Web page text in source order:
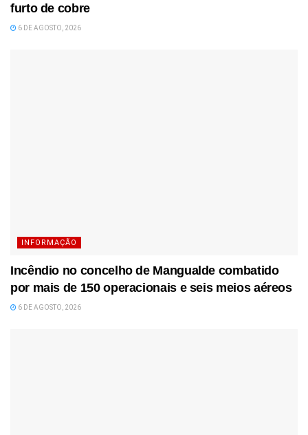
furto de cobre
6 DE AGOSTO, 2026
INFORMAÇÃO
Incêndio no concelho de Mangualde combatido
por mais de 150 operacionais e seis meios aéreos
6 DE AGOSTO, 2026